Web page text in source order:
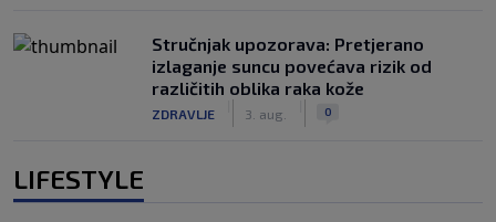
Stručnjak upozorava: Pretjerano
izlaganje suncu povećava rizik od
različitih oblika raka kože
ZDRAVLJE 3. aug. 0
LIFESTYLE